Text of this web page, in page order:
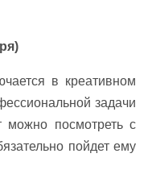
в креативном
задачи
можно посмотреть с
пойдет ему